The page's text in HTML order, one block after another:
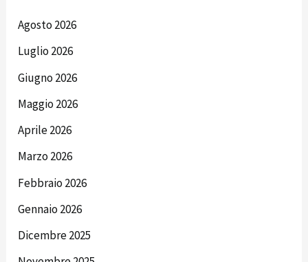
Agosto 2026
Luglio 2026
Giugno 2026
Maggio 2026
Aprile 2026
Marzo 2026
Febbraio 2026
Gennaio 2026
Dicembre 2025